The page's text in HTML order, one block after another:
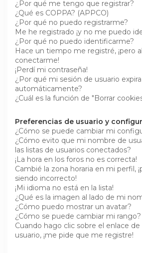
¿Por qué me tengo que registrar?
¿Qué es COPPA? (APPCO)
¿Por qué no puedo registrarme?
Me he registrado ¡y no me puedo
¿Por qué no puedo identificarme?
Hace un tiempo me registré, ¡pero
conectarme!
¡Perdí mi contraseña!
¿Por qué mi sesión de usuario expira
automáticamente?
¿Cuál es la función de "Borrar
Preferencias de usuario y
¿Cómo se puede cambiar mi
¿Cómo evito que mi nombre de
las listas de usuarios conectados?
¡La hora en los foros no es correcta!
Cambié la zona horaria en mi perfil,
siendo incorrecto!
¡Mi idioma no está en la lista!
¿Qué es la imagen al lado de mi
¿Cómo puedo mostrar un avatar?
¿Cómo se puede cambiar mi rango?
Cuando hago clic sobre el enlace
usuario, ¡me pide que me registre!